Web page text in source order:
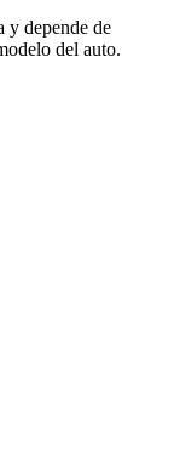
y depende de
del auto.